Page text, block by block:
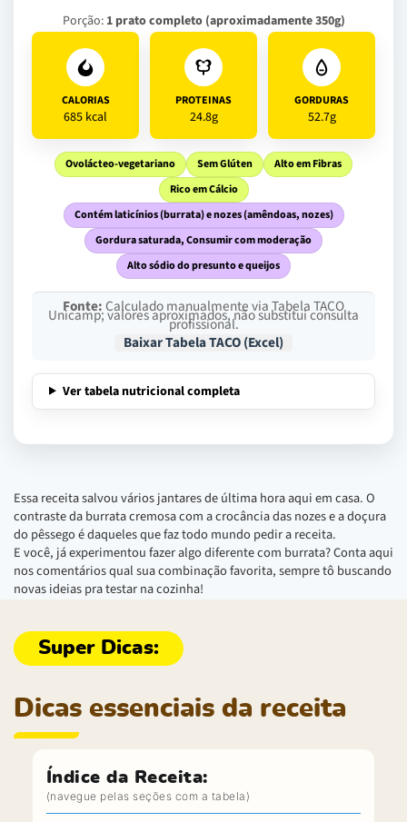
Porção: 1 prato completo (aproximadamente 350g)
CALORIAS
685 kcal
PROTEINAS
24.8g
GORDURAS
52.7g
Ovolácteo-vegetariano Sem Glúten
Alto em Fibras
Rico em Cálcio
Contém laticínios (burrata) e nozes (amêndoas, nozes)
Gordura saturada, Consumir com moderação
Alto sódio do presunto e queijos
Fonte:Calculado manualmente via Tabela TACO
Unicamp; valores aproximados, não substitui consulta
profissional.
Baixar Tabela TACO (Excel)
Ver tabela nutricional completa
Essa receita salvou vários jantares de última hora aqui em casa. O
contraste da burrata cremosa com a crocância das nozes e a doçura
do pêssego é daqueles que faz todo mundo pedir a receita.
E você, já experimentou fazer algo diferente com burrata? Conta aqui
nos comentários qual sua combinação favorita, sempre tô buscando
novas ideias pra testar na cozinha!
Dicas essenciais da receita
Índice da Receita: